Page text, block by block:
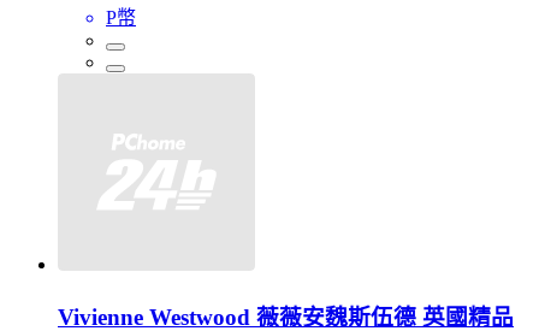
P幣
Vivienne Westwood 薇薇安魏斯伍德 英國精品